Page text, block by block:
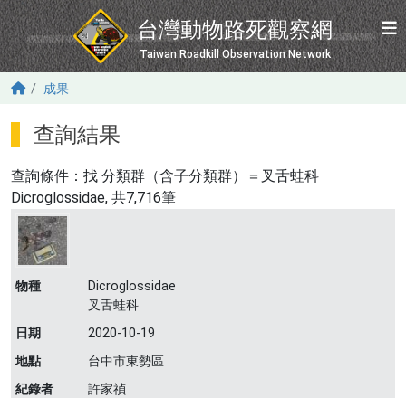
移至主內容
台灣動物路死觀察網
Taiwan Roadkill Observation Network
成果
查詢結果
查詢條件：找 分類群（含子分類群）＝叉舌蛙科
Dicroglossidae, 共7,716筆
物種
Dicroglossidae
叉舌蛙科
日期
2020-10-19
地點
台中市東勢區
紀錄者
許家禎